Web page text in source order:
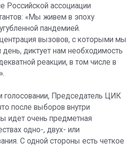
Российской ассоциации
«Мы живем в эпоху
пандемией.
вызовов, с которыми мы
диктует нам необходимость
реакции, в том числе в
голосовании, Председатель ЦИК
после выборов внутри
идет очень предметная
одно-, двух- или
С одной стороны есть четкое